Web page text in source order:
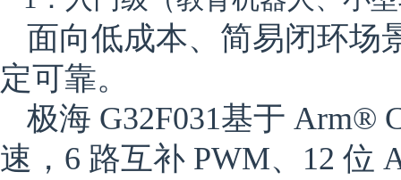
面向低成本、简易闭环场
定可靠。
极海 G32F031基于 Arm®
速，6 路互补 PWM、12 位